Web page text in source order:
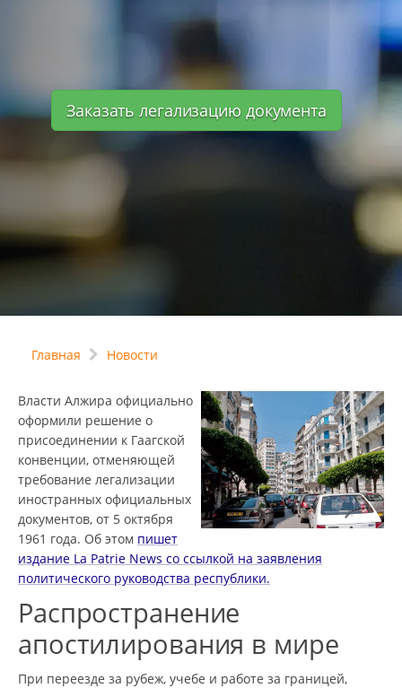
Заказать легализацию документа
Главная Новости
Власти Алжира официально
оформили решение о
присоединении к Гаагской
конвенции, отменяющей
требование легализации
иностранных официальных
документов, от 5 октября
1961 года. Об этом пишет
издание La Patrie News со ссылкой на заявления
политического руководства республики.
Распространение
апостилирования в мире
При переезде за рубеж, учебе и работе за границей,